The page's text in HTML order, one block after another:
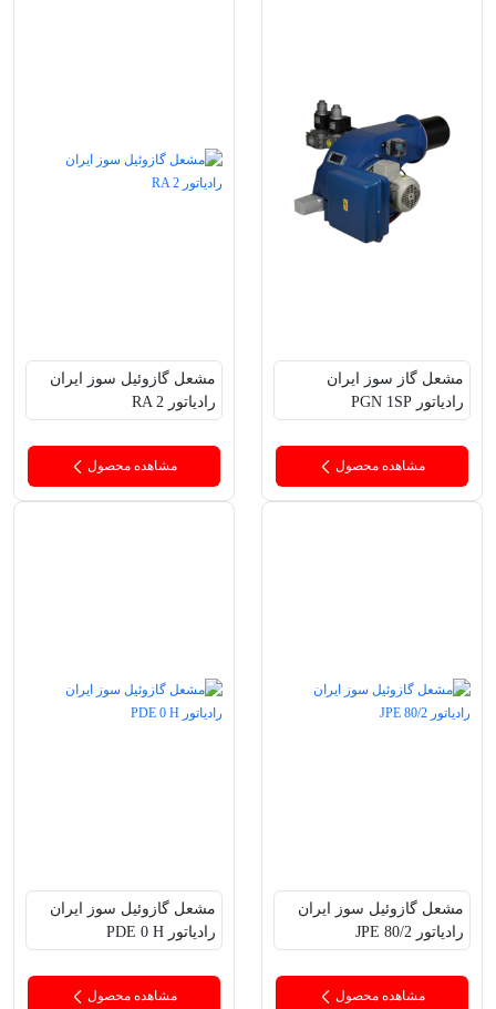
مشعل‌ گاز سوز ایران
رادیاتور PGN 1SP
مشاهده محصول
مشعل‌ گازوئیل سوز ایران
رادیاتور RA 2
مشاهده محصول
مشعل‌ گازوئیل سوز ایران
رادیاتور JPE 80/2
مشاهده محصول
مشعل‌ گازوئیل سوز ایران
رادیاتور PDE 0 H
مشاهده محصول